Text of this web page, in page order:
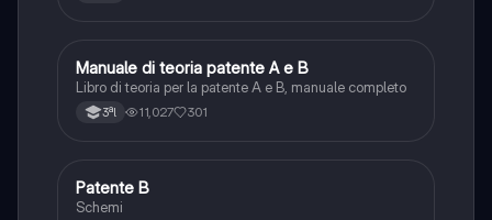
Italiano
Manuale di teoria patente A e B
Libro di teoria per la patente A e B, manuale completo
3ªl 11,027 301
Altro
Patente B
Schemi